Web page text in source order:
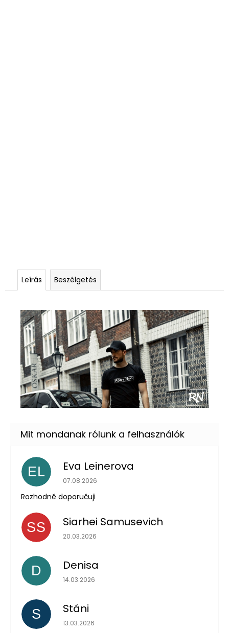
Leírás Beszélgetés
EL Eva Leinerova
Az áruház értékelése 5-ből 5 csillag.
07.08.2026
Rozhodně doporučuji
SS Siarhei Samusevich
Az áruház értékelése 5-ből 5 csillag.
20.03.2026
D Denisa
Az áruház értékelése 5-ből 5 csillag.
14.03.2026
S Stáni
Az áruház értékelése 5-ből 5 csillag.
13.03.2026